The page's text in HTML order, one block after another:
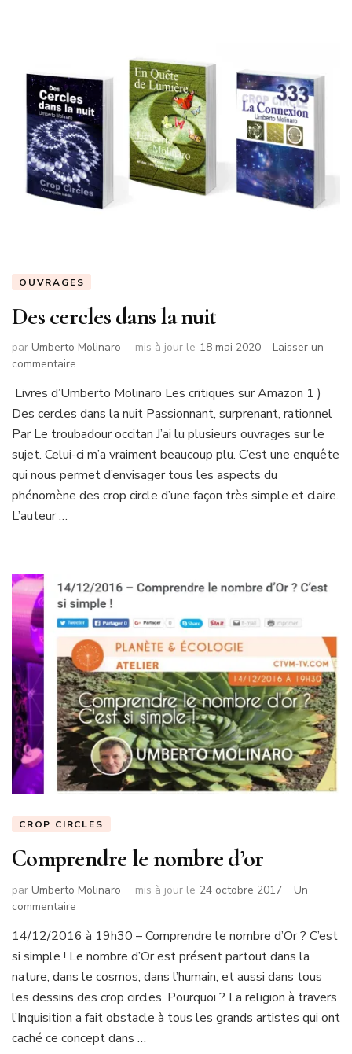
OUVRAGES
Des cercles dans la nuit
par Umberto Molinaro mis à jour le 18 mai 2020
Laisser un
commentaire
cercles
dans
la
Livres d’Umberto Molinaro Les critiques sur Amazon 1 )
Des cercles dans la nuit Passionnant, surprenant, rationnel
Par Le troubadour occitan J’ai lu plusieurs ouvrages sur le
sujet. Celui-ci m’a vraiment beaucoup plu. C’est une enquête
qui nous permet d’envisager tous les aspects du
phénomène des crop circle d’une façon très simple et claire.
L’auteur …
CROP CIRCLES
Comprendre le nombre d’or
par Umberto Molinaro mis à jour le 24 octobre 2017
Un
commentaire
le
nombre
d’or
14/12/2016 à 19h30 – Comprendre le nombre d’Or ? C’est
si simple ! Le nombre d’Or est présent partout dans la
nature, dans le cosmos, dans l’humain, et aussi dans tous
les dessins des crop circles. Pourquoi ? La religion à travers
l’Inquisition a fait obstacle à tous les grands artistes qui ont
caché ce concept dans …